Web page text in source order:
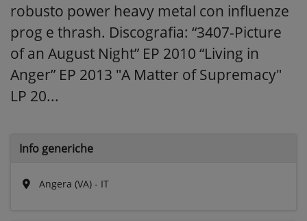
robusto power heavy metal con influenze
prog e thrash. Discografia: “3407-Picture
of an August Night” EP 2010 “Living in
Anger” EP 2013 "A Matter of Supremacy"
LP 20...
Info generiche
Angera (VA) - IT